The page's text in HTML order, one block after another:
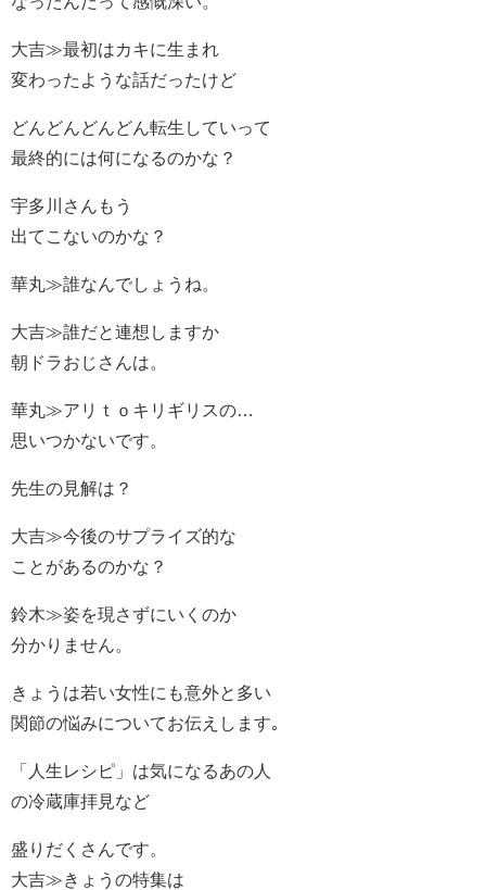
大吉≫最初はカキに生まれ
変わったような話だったけど
どんどんどんどん転生していって
最終的には何になるのかな？
宇多川さんもう
出てこないのかな？
華丸≫誰なんでしょうね。
大吉≫誰だと連想しますか
朝ドラおじさんは。
華丸≫アリｔｏキリギリスの…
思いつかないです。
先生の見解は？
大吉≫今後のサプライズ的な
ことがあるのかな？
鈴木≫姿を現さずにいくのか
分かりません。
きょうは若い女性にも意外と多い
関節の悩みについてお伝えします｡
「人生レシピ」は気になるあの人
の冷蔵庫拝見など
盛りだくさんです。
大吉≫きょうの特集は